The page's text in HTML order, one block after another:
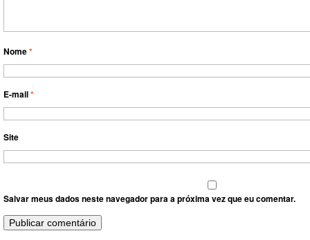
Nome*
E-mail*
Site
Salvar meus dados neste navegador para a próxima vez que eu comentar.